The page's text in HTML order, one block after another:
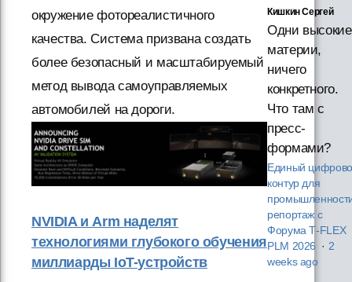
окружение фотореалистичного
качества. Система призвана создать
более безопасный и масштабируемый
метод вывода самоуправляемых
автомобилей на дороги.
NVIDIA и Arm наделят
технологиями глубокого обучения
миллиарды IoT-устройств
Кишкин Сергей
Одни высокие
материи,
ничего
конкретного.
Что там с
пресс-
формами?
Единый
контур для
репортаж с
Форума T‑FLEX
PLM 2026 · 2
weeks ago